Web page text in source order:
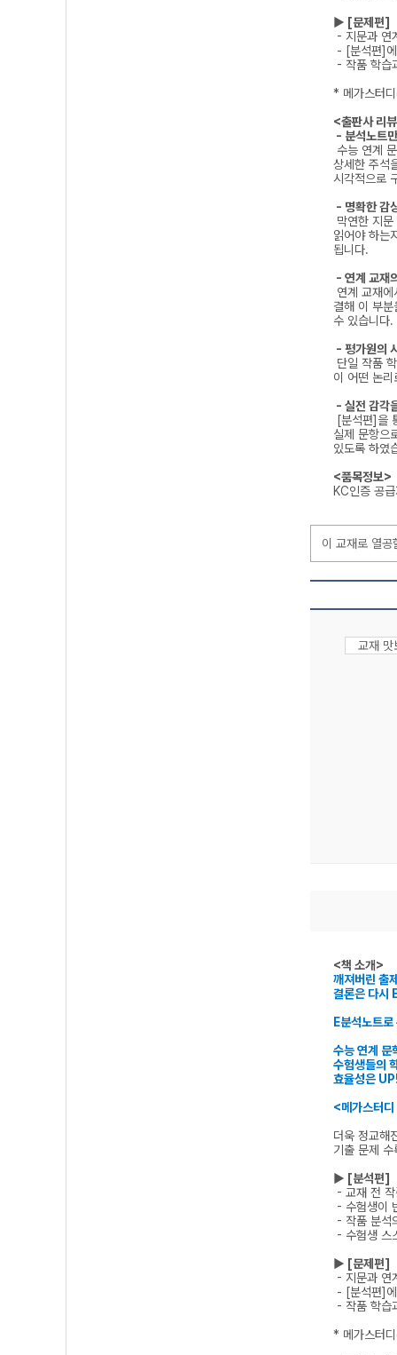
▶ [문제편]
- 지문과 연
- [분석편]
- 작품 학습
* 메가스터
<출판사 리
- 분석노트
수능 연계
상세한 주석
시각적으로
- 명확한 감
막연한 지
읽어야 하는
됩니다.
- 연계 교재
연계 교재
결해 이 부
수 있습니다.
- 평가원의
단일 작품
이 어떤 논
- 실전 감각
[분석편]을
실제 문항으
있도록 하였
<품목정보>
KC인증 공
이 교재로 열
교재
<책 소개>
깨져버린 출
결론은 다시
E분석노트
수능 연계 문
수험생들의
효율성은
<메가스터
더욱 정교해
기출 문제
▶ [분석편]
- 교재 전
- 수험생이
- 작품 분석
- 수험생 스
▶ [문제편]
- 지문과 연
- [분석편]
- 작품 학습
* 메가스터